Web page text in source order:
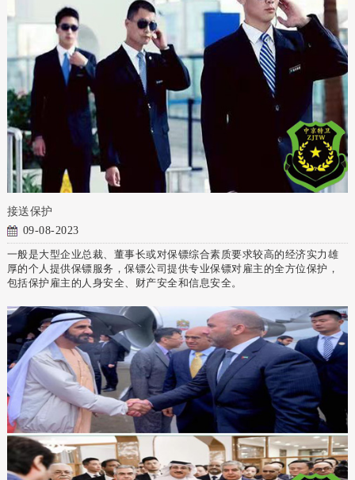
接送保护
09-08-2023
一般是大型企业总裁、董事长或对保镖综合素质要求较高的经济实力雄
厚的个人提供保镖服务，保镖公司提供专业保镖对雇主的全方位保护，
包括保护雇主的人身安全、财产安全和信息安全。